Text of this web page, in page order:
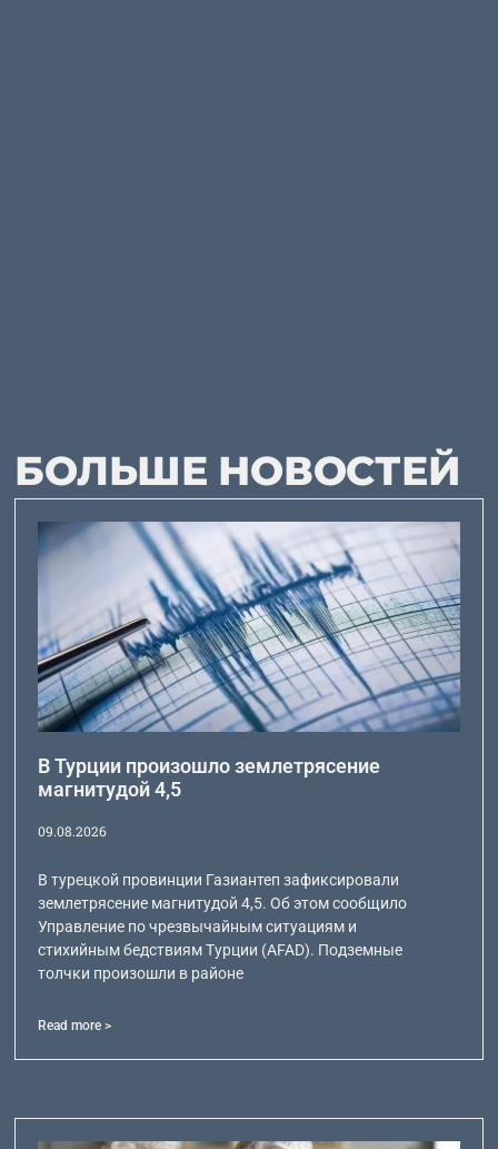
БОЛЬШЕ НОВОСТЕЙ
В Турции произошло землетрясение
магнитудой 4,5
09.08.2026
В турецкой провинции Газиантеп зафиксировали
землетрясение магнитудой 4,5. Об этом сообщило
Управление по чрезвычайным ситуациям и
стихийным бедствиям Турции (AFAD). Подземные
толчки произошли в районе
Read more >